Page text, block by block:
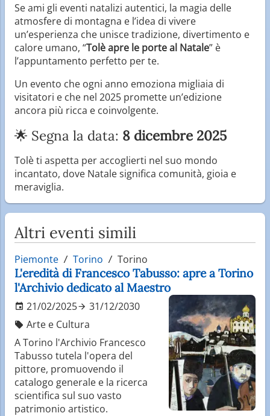
Se ami gli eventi natalizi autentici, la magia delle
atmosfere di montagna e l’idea di vivere
un’esperienza che unisce tradizione, divertimento e
calore umano, “Tolè apre le porte al Natale” è
l’appuntamento perfetto per te.
Un evento che ogni anno emoziona migliaia di
visitatori e che nel 2025 promette un’edizione
ancora più ricca e coinvolgente.
🌟 Segna la data: 8 dicembre 2025
Tolè ti aspetta per accoglierti nel suo mondo
incantato, dove Natale significa comunità, gioia e
meraviglia.
Altri eventi simili
Piemonte Torino Torino
L'eredità di Francesco Tabusso: apre a Torino
l'Archivio dedicato al Maestro
21/02/2025
31/12/2030
Arte e Cultura
A Torino l'Archivio Francesco
Tabusso tutela l'opera del
pittore, promuovendo il
catalogo generale e la ricerca
scientifica sul suo vasto
patrimonio artistico.